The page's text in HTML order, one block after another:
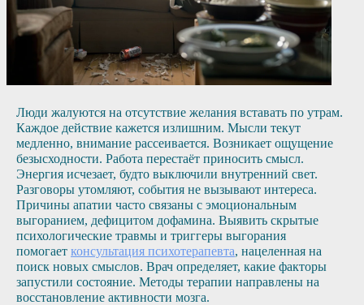
Люди жалуются на отсутствие желания вставать по утрам.
Каждое действие кажется излишним. Мысли текут
медленно, внимание рассеивается. Возникает ощущение
безысходности. Работа перестаёт приносить смысл.
Энергия исчезает, будто выключили внутренний свет.
Разговоры утомляют, события не вызывают интереса.
Причины апатии часто связаны с эмоциональным
выгоранием, дефицитом дофамина. Выявить скрытые
психологические травмы и триггеры выгорания
помогает консультация психотерапевта, нацеленная на
поиск новых смыслов. Врач определяет, какие факторы
запустили состояние. Методы терапии направлены на
восстановление активности мозга.